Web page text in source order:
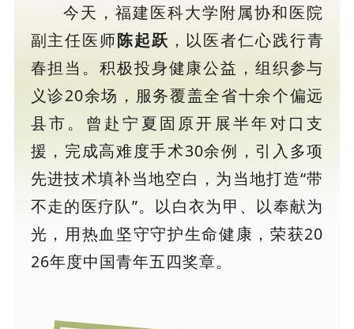
今天，福建医科大学附属协和医院
副主任医师陈起跃 ，以医者仁心践行青
春担当。积极投身健康公益，组织参与
义诊20余场，服务覆盖全省十余个偏远
县市。曾赴宁夏固原开展半年对口支
援，完成高难度手术30余例，引入多项
先进技术填补当地空白，为当地打造“带
不走的医疗队”。以白衣为甲、以奉献为
光，用热血坚守守护生命健康，荣获20
26年度中国青年五四奖章。